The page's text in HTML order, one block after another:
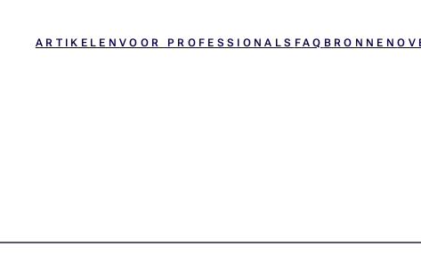
ARTIKELENVOOR PROFESSIONALS FAQ BRONNEN